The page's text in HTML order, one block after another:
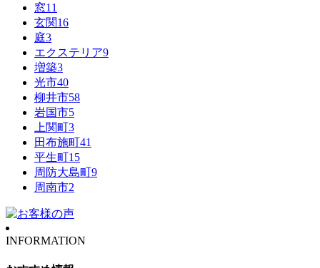
窓11
玄関16
庭3
エクステリア9
増築3
光市40
柳井市58
岩国市5
上関町3
田布施町41
平生町15
周防大島町9
周南市2
INFORMATION